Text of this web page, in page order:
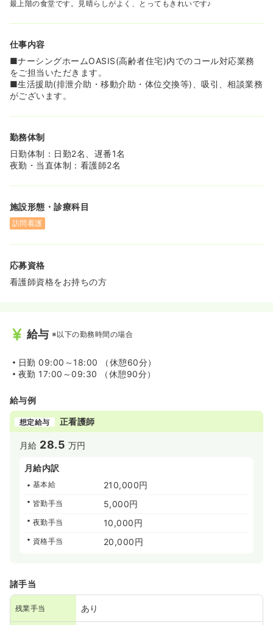
最上階の食堂です。見晴らしがよく、とってもきれいです♪
仕事内容
■ナーシングホームOASIS(高齢者住宅)内でのコール対応業務
をご担当いただきます。
■生活援助(排泄介助・移動介助・体位交換等)、吸引、相談業務
がございます。
勤務体制
日勤体制：日勤2名、遅番1名
夜勤・当直体制：看護師2名
施設形態・診療科目
訪問看護
応募資格
看護師資格をお持ちの方
給与 ※以下の勤務時間の場合
日勤 09:00～18:00 （休憩60分）
夜勤 17:00～09:30 （休憩90分）
給与例
想定給与 正看護師
月給 28.5 万円
月給内訳
基本給 210,000円
皆勤手当 5,000円
夜勤手当 10,000円
資格手当 20,000円
諸手当
残業手当 あり